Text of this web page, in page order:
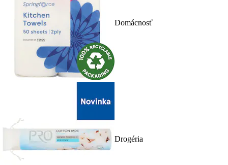
Domácnosť
Drogéria